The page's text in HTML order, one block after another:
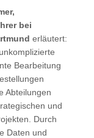
bei
erläutert:
Bearbeitung
Abteilungen
und
Durch
Daten und